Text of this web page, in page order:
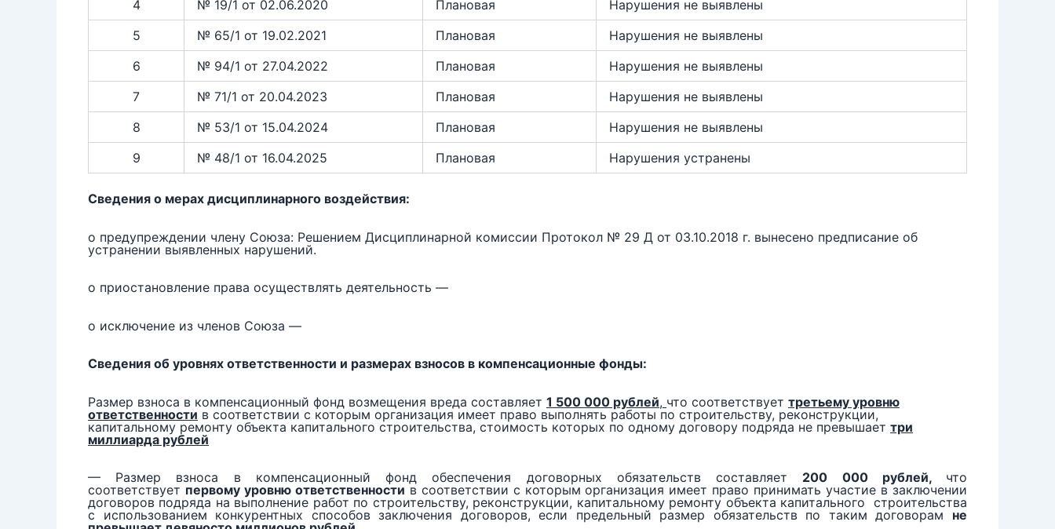
4
№ 19/1 от 02.06.2020 Плановая
Нарушения не выявлены
5
№ 65/1 от 19.02.2021 Плановая
Нарушения не выявлены
6
№ 94/1 от 27.04.2022 Плановая
Нарушения не выявлены
7
№ 71/1 от 20.04.2023 Плановая
Нарушения не выявлены
8
№ 53/1 от 15.04.2024 Плановая
Нарушения не выявлены
9
№ 48/1 от 16.04.2025 Плановая Нарушения устранены
Сведения о мерах дисциплинарного воздействия:
о предупреждении члену Союза: Решением Дисциплинарной комиссии Протокол № 29 Д от 03.10.2018 г. вынесено предписание об
устранении выявленных нарушений.
о приостановление права осуществлять деятельность —
о исключение из членов Союза —
Сведения об уровнях ответственности и размерах взносов в компенсационные фонды:
Размер взноса в компенсационный фонд возмещения вреда составляет 1 500 000 рублей, что соответствует третьему уровню
ответственности в соответствии с которым организация имеет право выполнять работы по строительству, реконструкции,
капитальному ремонту объекта капитального строительства, стоимость которых по одному договору подряда не превышает три
миллиарда рублей
— Размер взноса в компенсационный фонд обеспечения договорных обязательств составляет 200 000 рублей, что
соответствует первому уровню ответственности в соответствии с которым организация имеет право принимать участие в заключении
договоров подряда на выполнение работ по строительству, реконструкции, капитальному ремонту объекта капитального строительства
с использованием конкурентных способов заключения договоров, если предельный размер обязательств по таким договорам не